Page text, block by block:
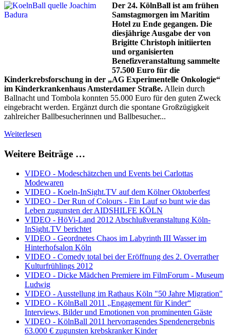
Der 24. KölnBall ist am frühen
Samstagmorgen im Maritim
Hotel zu Ende gegangen. Die
diesjährige Ausgabe der von
Brigitte Christoph initiierten
und organisierten
Benefizveranstaltung sammelte
57.500 Euro für die
Kinderkrebsforschung in der „AG Experimentelle Onkologie“
im Kinderkrankenhaus Amsterdamer Straße. Allein durch
Ballnacht und Tombola konnten 55.000 Euro für den guten Zweck
eingebracht werden. Ergänzt durch die spontane Großzügigkeit
zahlreicher Ballbesucherinnen und Ballbesucher...
Weiterlesen
Weitere Beiträge …
VIDEO - Modeschätzchen und Events bei Carlottas
Modewaren
VIDEO - Koeln-InSight.TV auf dem Kölner Oktoberfest
VIDEO - Der Run of Colours - Ein Lauf so bunt wie das
Leben zugunsten der AIDSHILFE KÖLN
VIDEO - HöVi-Land 2012 Abschlußveranstaltung Köln-
InSight.TV berichtet
VIDEO - Geordnetes Chaos im Labyrinth III Wasser im
Hinterhofsalon Köln
VIDEO - Comedy total bei der Eröffnung des 2. Overrather
Kulturfrühlings 2012
VIDEO - Dicke Mädchen Premiere im FilmForum - Museum
Ludwig
VIDEO - Ausstellung im Rathaus Köln "50 Jahre Migration"
VIDEO - KölnBall 2011 „Engagement für Kinder“
Interviews, Bilder und Emotionen von prominenten Gäste
VIDEO - KölnBall 2011 hervorragendes Spendenergebnis
63.000 € zugunsten krebskranker Kinder